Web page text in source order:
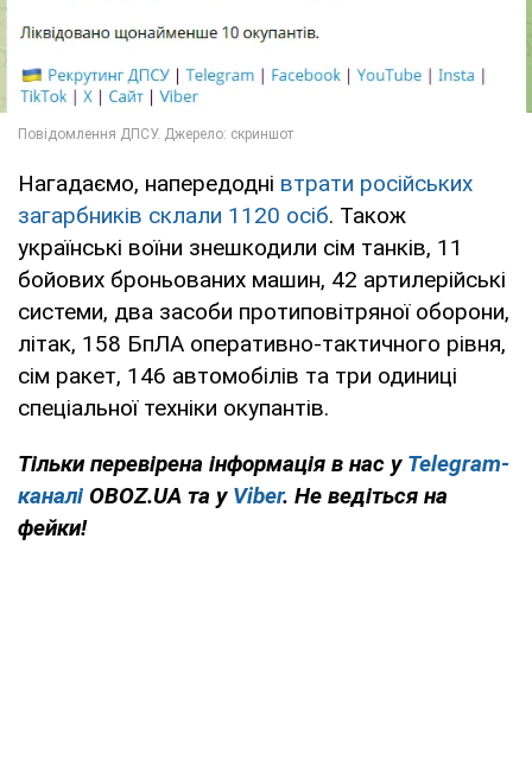
Нагадаємо, напередодні втрати російських
загарбників склали 1120 осіб. Також
українські воїни знешкодили сім танків, 11
бойових броньованих машин, 42 артилерійські
системи, два засоби протиповітряної оборони,
літак, 158 БпЛА оперативно-тактичного рівня,
сім ракет, 146 автомобілів та три одиниці
спеціальної техніки окупантів.
Тільки перевірена інформація в нас у Telegram-
каналі OBOZ.UA та у Viber. Не ведіться на
фейки!